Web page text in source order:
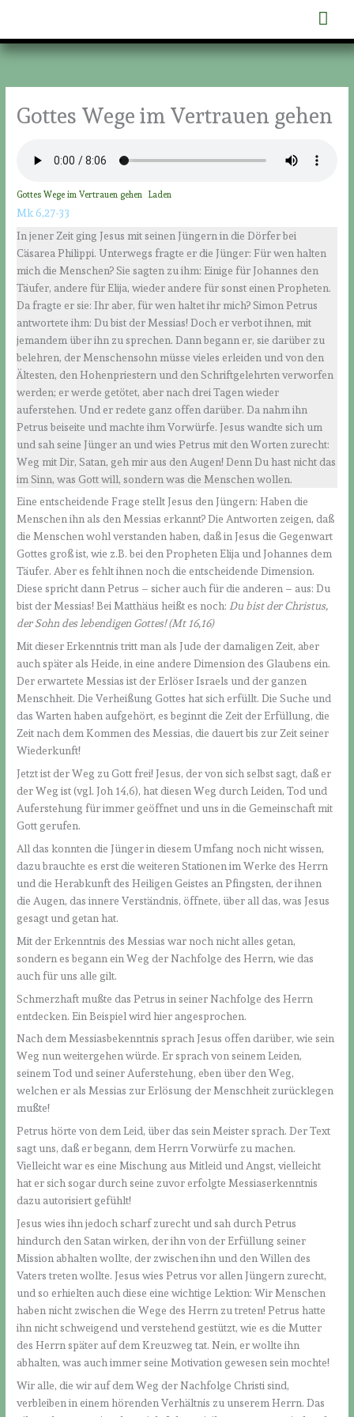
springen
Gottes Wege im Vertrauen gehen
Gottes Wege im Vertrauen gehen Laden
Mk 6,27-33
In jener Zeit ging Jesus mit seinen Jüngern in die Dörfer bei
Cäsarea Philippi. Unterwegs fragte er die Jünger: Für wen halten
mich die Menschen? Sie sagten zu ihm: Einige für Johannes den
Täufer, andere für Elija, wieder andere für sonst einen Propheten.
Da fragte er sie: Ihr aber, für wen haltet ihr mich? Simon Petrus
antwortete ihm: Du bist der Messias! Doch er verbot ihnen, mit
jemandem über ihn zu sprechen. Dann begann er, sie darüber zu
belehren, der Menschensohn müsse vieles erleiden und von den
Ältesten, den Hohenpriestern und den Schriftgelehrten verworfen
werden; er werde getötet, aber nach drei Tagen wieder
auferstehen. Und er redete ganz offen darüber. Da nahm ihn
Petrus beiseite und machte ihm Vorwürfe. Jesus wandte sich um
und sah seine Jünger an und wies Petrus mit den Worten zurecht:
Weg mit Dir, Satan, geh mir aus den Augen! Denn Du hast nicht das
im Sinn, was Gott will, sondern was die Menschen wollen.
Eine entscheidende Frage stellt Jesus den Jüngern: Haben die
Menschen ihn als den Messias erkannt? Die Antworten zeigen, daß
die Menschen wohl verstanden haben, daß in Jesus die Gegenwart
Gottes groß ist, wie z.B. bei den Propheten Elija und Johannes dem
Täufer. Aber es fehlt ihnen noch die entscheidende Dimension.
Diese spricht dann Petrus – sicher auch für die anderen – aus: Du
bist der Messias! Bei Matthäus heißt es noch:Du bist der Christus,
der Sohn des lebendigen Gottes! (Mt 16,16)
Mit dieser Erkenntnis tritt man als Jude der damaligen Zeit, aber
auch später als Heide, in eine andere Dimension des Glaubens ein.
Der erwartete Messias ist der Erlöser Israels und der ganzen
Menschheit. Die Verheißung Gottes hat sich erfüllt. Die Suche und
das Warten haben aufgehört, es beginnt die Zeit der Erfüllung, die
Zeit nach dem Kommen des Messias, die dauert bis zur Zeit seiner
Wiederkunft!
Jetzt ist der Weg zu Gott frei! Jesus, der von sich selbst sagt, daß er
der Weg ist (vgl. Joh 14,6), hat diesen Weg durch Leiden, Tod und
Auferstehung für immer geöffnet und uns in die Gemeinschaft mit
Gott gerufen.
All das konnten die Jünger in diesem Umfang noch nicht wissen,
dazu brauchte es erst die weiteren Stationen im Werke des Herrn
und die Herabkunft des Heiligen Geistes an Pfingsten, der ihnen
die Augen, das innere Verständnis, öffnete, über all das, was Jesus
gesagt und getan hat.
Mit der Erkenntnis des Messias war noch nicht alles getan,
sondern es begann ein Weg der Nachfolge des Herrn, wie das
auch für uns alle gilt.
Schmerzhaft mußte das Petrus in seiner Nachfolge des Herrn
entdecken. Ein Beispiel wird hier angesprochen.
Nach dem Messiasbekenntnis sprach Jesus offen darüber, wie sein
Weg nun weitergehen würde. Er sprach von seinem Leiden,
seinem Tod und seiner Auferstehung, eben über den Weg,
welchen er als Messias zur Erlösung der Menschheit zurücklegen
mußte!
Petrus hörte von dem Leid, über das sein Meister sprach. Der Text
sagt uns, daß er begann, dem Herrn Vorwürfe zu machen.
Vielleicht war es eine Mischung aus Mitleid und Angst, vielleicht
hat er sich sogar durch seine zuvor erfolgte Messiaserkenntnis
dazu autorisiert gefühlt!
Jesus wies ihn jedoch scharf zurecht und sah durch Petrus
hindurch den Satan wirken, der ihn von der Erfüllung seiner
Mission abhalten wollte, der zwischen ihn und den Willen des
Vaters treten wollte. Jesus wies Petrus vor allen Jüngern zurecht,
und so erhielten auch diese eine wichtige Lektion: Wir Menschen
haben nicht zwischen die Wege des Herrn zu treten! Petrus hatte
ihn nicht schweigend und verstehend gestützt, wie es die Mutter
des Herrn später auf dem Kreuzweg tat. Nein, er wollte ihn
abhalten, was auch immer seine Motivation gewesen sein mochte!
Wir alle, die wir auf dem Weg der Nachfolge Christi sind,
verbleiben in einem hörenden Verhältnis zu unserem Herrn. Das